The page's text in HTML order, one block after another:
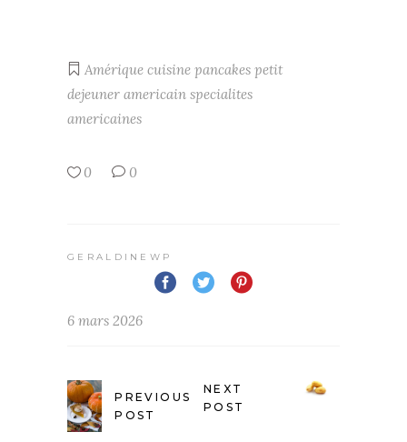
Amérique cuisine pancakes petit
dejeuner americain specialites
americaines
0 0
GERALDINEWP
6 mars 2026
PREVIOUS
POST
NEXT
POST